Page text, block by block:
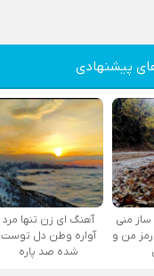
پیشنهادی
منی
من و
آهنگ ای زن تنها مرد
آواره وطن دل توست
شده صد پاره